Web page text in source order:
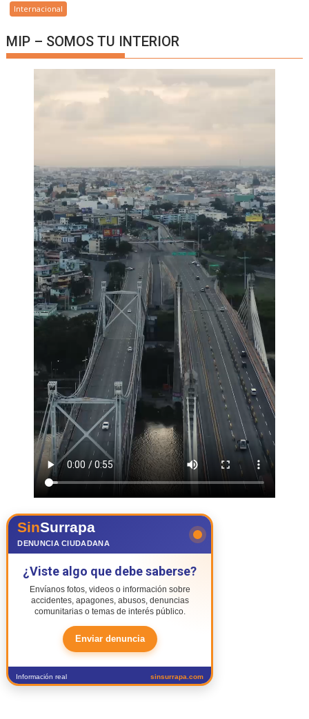
Internacional
MIP – SOMOS TU INTERIOR
SinSurrapa
DENUNCIA CIUDADANA
¿Viste algo que debe saberse?
Envíanos fotos, videos o información sobre
accidentes, apagones, abusos, denuncias
comunitarias o temas de interés público.
Enviar denuncia
Información real sinsurrapa.com